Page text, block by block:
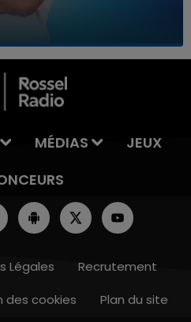
MÉDIAS
JEUX
Légales
Recrutement
des cookies Plan du site